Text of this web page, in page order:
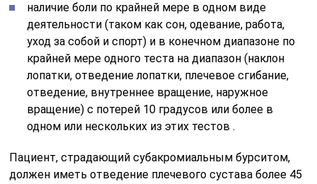
наличие боли по крайней мере в одном виде
деятельности (таком как сон, одевание, работа,
уход за собой и спорт) и в конечном диапазоне по
крайней мере одного теста на диапазон (наклон
лопатки, отведение лопатки, плечевое сгибание,
отведение, внутреннее вращение, наружное
вращение) с потерей 10 градусов или более в
одном или нескольких из этих тестов .
Пациент, страдающий субакромиальным бурситом,
должен иметь отведение плечевого сустава более 45